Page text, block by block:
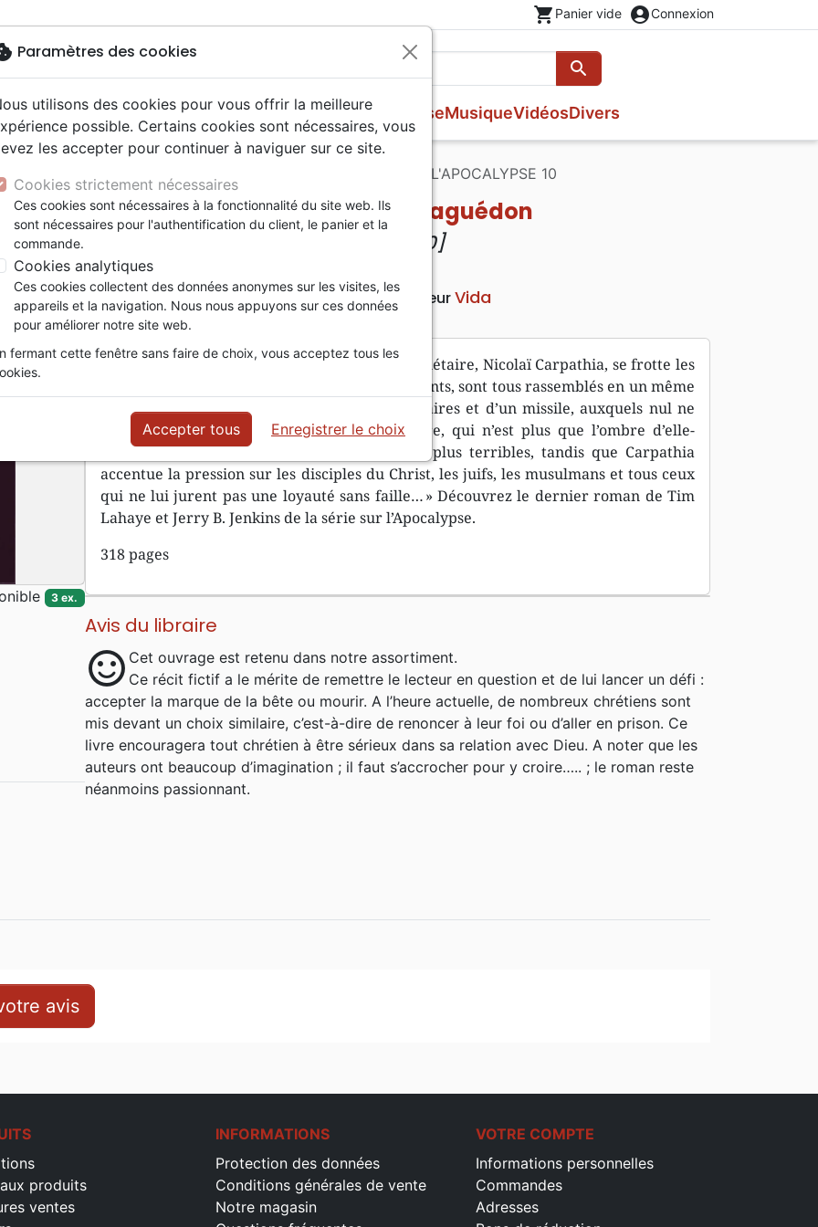
shopping_cart Panier vide account_circleConnexion
search
Rechercher
NouveautésBibles
courant
Français fondamental
Autres versions
Bibles d'étude
Bibles audio
Evangiles
Livres
sectes
adoration, louange
Famille, couple
Personne, santé
Ethique, société, politique
Religions
Romans
Bandes dessinées
Jeunesse
ans
Adolescents, jeunes
Enseignement jeunesse
Livres d'activités
Musique
Noël, Musique de fête
Recueils et partitions
Vidéos
reportages
animés
Concerts, spectacles
Divers
Willow Tree
Objets cadeaux
Jeux
Fourres de Bible
N°10 A L'AUBE D'HARMAGUEDON - LES SURVIVANTS DE L'APOCALYPSE 10
Les rescapés - A l'aube d'Harmaguédon
Les survivants de l'apocalypse [Vol. 10]
LAHAYE TIM & JENKINS JERRY B.
RéférenceVIDA9291 EAN9782847000948 EditeurVida
Description
"Le souverain potentat de la Communauté Planétaire, Nicolaï Carpathia, se frotte les
mains : ses ennemis, les anciens et les plus récents, sont tous rassemblés en un même
lieu, à portée de tir de deux bombes incendiaires et d’un missile, auxquels nul ne
pourrait survivre, sinon par miracle. La terre, qui n’est plus que l’ombre d’elle-
même, ploie sous des jugements de plus en plus terribles, tandis que Carpathia
accentue la pression sur les disciples du Christ, les juifs, les musulmans et tous ceux
qui ne lui jurent pas une loyauté sans faille… » Découvrez le dernier roman de Tim
Lahaye et Jerry B. Jenkins de la série sur l’Apocalypse.
318 pages
Avis du libraire
sentiment_satisfied Cet ouvrage est retenu dans notre assortiment.
Ce récit fictif a le mérite de remettre le lecteur en question et de lui lancer un défi :
accepter la marque de la bête ou mourir. A l’heure actuelle, de nombreux chrétiens sont
mis devant un choix similaire, c’est-à-dire de renoncer à leur foi ou d’aller en prison. Ce
livre encouragera tout chrétien à être sérieux dans sa relation avec Dieu. A noter que les
auteurs ont beaucoup d’imagination ; il faut s’accrocher pour y croire….. ; le roman reste
néanmoins passionnant.
3 ex.
avis
produits
ventes
INFORMATIONS
Protection des données
Conditions générales de vente
Notre magasin
VOTRE COMPTE
Informations personnelles
Commandes
Adresses
Paramètres des cookies
utilisons des cookies pour vous offrir la meilleure
possible. Certains cookies sont nécessaires, vous
les accepter pour continuer à naviguer sur ce site.
Cookies strictement nécessaires
Ces cookies sont nécessaires à la fonctionnalité du site web. Ils
sont nécessaires pour l'authentification du client, le panier et la
commande.
Cookies analytiques
Ces cookies collectent des données anonymes sur les visites, les
appareils et la navigation. Nous nous appuyons sur ces données
pour améliorer notre site web.
fermant cette fenêtre sans faire de choix, vous acceptez tous les
Accepter tous Enregistrer le choix